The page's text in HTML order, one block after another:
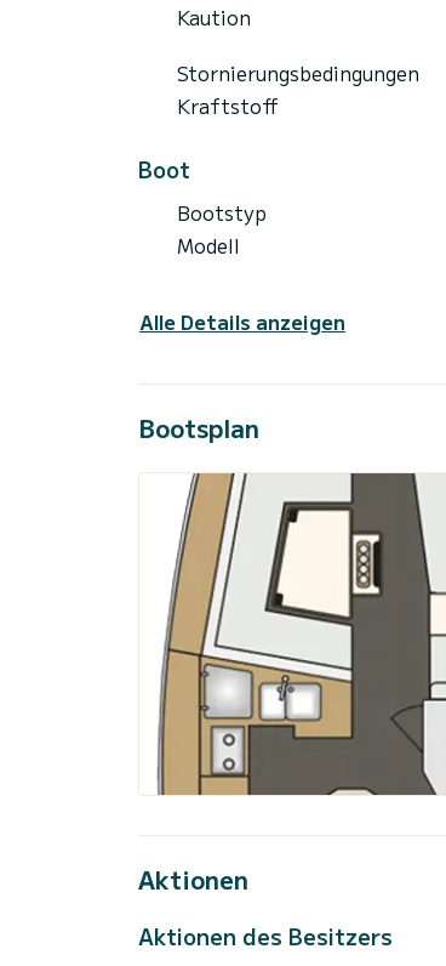
Kaution
Stornierungsbedingungen
Kraftstoff
Boot
Bootstyp
Modell
Alle Details anzeigen
Bootsplan
Aktionen
Aktionen des Besitzers